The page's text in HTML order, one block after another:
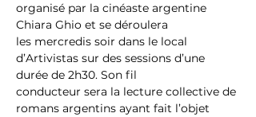
organisé par la cinéaste argentine
Chiara Ghio et se déroulera
les mercredis soir dans le local
d’Artivistas sur des sessions d’une
durée de 2h30. Son fil
conducteur sera la lecture collective de
romans argentins ayant fait l’objet